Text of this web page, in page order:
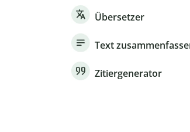
Übersetzer
Text
Zitiergenerator